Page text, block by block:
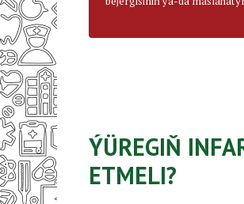
ÝÜREGIŇ
ETMELI?